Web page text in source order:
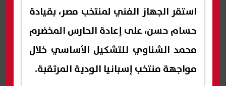
استقر الجهاز الفني لمنتخب مصر، بقيادة
حسام حسن، على إعادة الحارس المخضرم
محمد الشناوي للتشكيل الأساسي خلال
مواجهة منتخب إسبانيا الودية المرتقبة.